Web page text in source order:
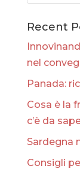
Recent
nel
Panada:
Cosa è la
c’è da
Sardegna
Consigli